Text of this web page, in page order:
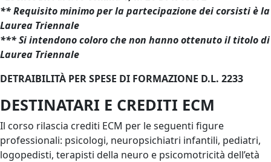
** Requisito minimo per la partecipazione dei corsisti è la
Laurea Triennale
*** Si intendono coloro che non hanno ottenuto il titolo di
Laurea Triennale
DETRAIBILITÀ PER SPESE DI FORMAZIONE D.L. 2233
DESTINATARI E CREDITI ECM
Il corso rilascia crediti ECM per le seguenti figure
professionali: psicologi, neuropsichiatri infantili, pediatri,
logopedisti, terapisti della neuro e psicomotricità dell’età